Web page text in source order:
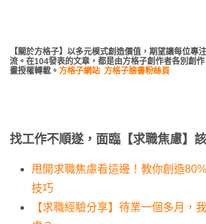
【關於方格子】以多元模式創造價值，期望讓每位專
流。在104發表的文章，都是由方格子創作者各別創
畫授權轉載。 方格子網站 方格子臉書粉絲頁
找工作不順遂，面臨【求職焦慮】
甩開求職焦慮看這邊！教你創造
技巧
【求職經驗分享】待業一個多月，